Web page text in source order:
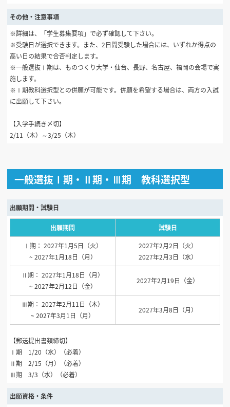
その他・注意事項
※詳細は、「学生募集要項」で必ず確認して下さい。
※受験日が選択できます。また、2日間受験した場合には、いずれか得点の
高い日の結果で合否判定します。
※一般選抜Ⅰ期は、ものつくり大学・仙台、長野、名古屋、福岡の会場で実
施します。
※Ⅰ期教科選択型との併願が可能です。併願を希望する場合は、両方の入試
に出願して下さい。
【入学手続き〆切】
2/11（木）～3/25（木）
一般選抜Ⅰ期・Ⅱ期・Ⅲ期 教科選択型
出願期間・試験日
出願期間 試験日
Ⅰ期： 2027年1月5日（火）
~ 2027年1月18日（月）
2027年2月2日（火）
2027年2月3日（水）
Ⅱ期： 2027年1月18日（月）
~ 2027年2月12日（金）
2027年2月19日（金）
Ⅲ期： 2027年2月11日（木）
~ 2027年3月1日（月）
2027年3月8日（月）
【郵送提出書類締切】
Ⅰ期 1/20（水）（必着）
Ⅱ期 2/15（月）（必着）
Ⅲ期 3/3（水）（必着）
出願資格・条件